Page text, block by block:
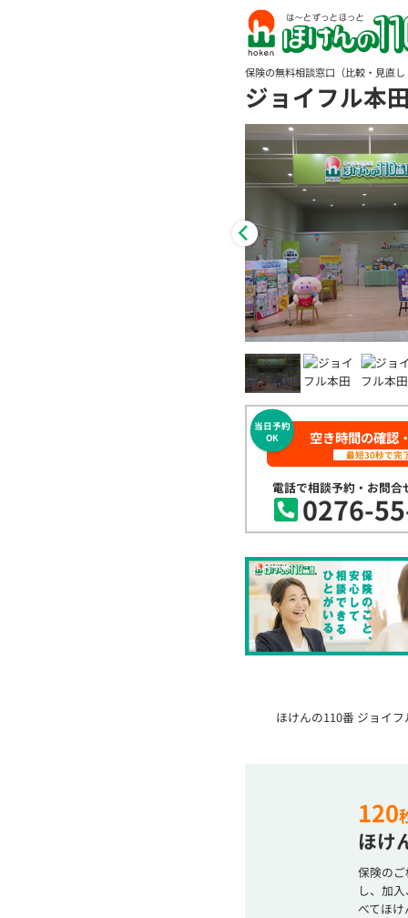
保険の無料相談窓口（比較・見直
ジョイフル本
電話で相談予約・お問合
0276-
当日予約
OK
空き時間の確認
最短30秒で完
ほけんの110番 ジョイ
120
ほけ
保険の
し、加
べてほ